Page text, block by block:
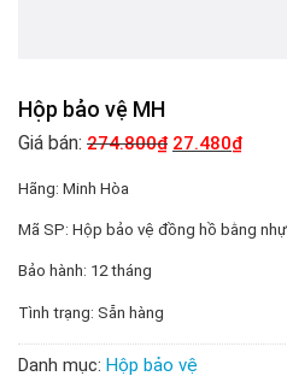
Hộp bảo vệ MH
Giá bán: 274.800₫ 27.480₫
Hãng: Minh Hòa
Mã SP: Hộp bảo vệ đồng hồ bằng
Bảo hành: 12 tháng
Tình trạng: Sẵn hàng
Danh mục: Hộp bảo vệ